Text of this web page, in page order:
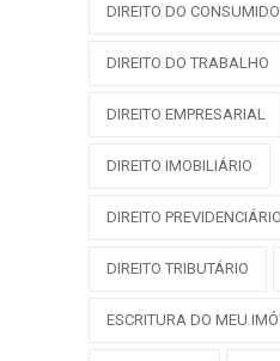
DIREITO DO
DIREITO DO TRABALHO
DIREITO EMPRESARIAL
DIREITO IMOBILIÁRIO
DIREITO PREVIDENCIÁRIO
DIREITO TRIBUTÁRIO
ESCRITURA DO MEU